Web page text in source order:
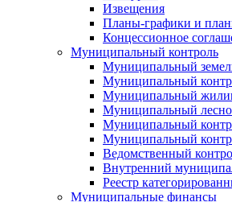
Извещения
Планы-графики и
Концессионное
Муниципальный контроль
Муниципальный
Муниципальный
Муниципальный
Муниципальный
Муниципальный
Муниципальный
Ведомственный
Внутренний
Реестр
Муниципальные финансы